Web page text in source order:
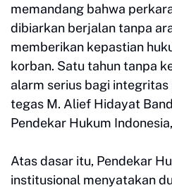
memandang bahwa
dibiarkan berjalan tanpa
memberikan kepastian
korban. Satu tahun tanpa
alarm serius bagi integritas
tegas M. Alief Hidayat
Pendekar Hukum
Atas dasar itu, Pendekar
institusional menyatakan